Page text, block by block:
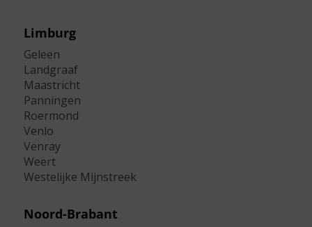
Limburg
Geleen
Landgraaf
Maastricht
Panningen
Roermond
Venlo
Venray
Weert
Westelijke Mijnstreek
Noord-Brabant